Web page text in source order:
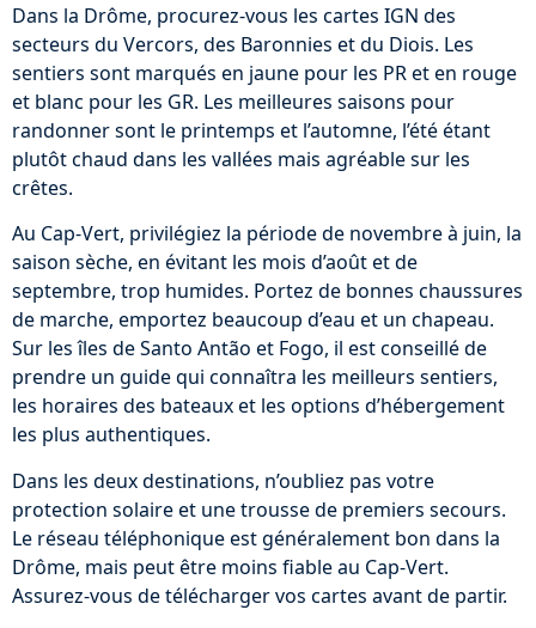
Dans la Drôme, procurez-vous les cartes IGN des
secteurs du Vercors, des Baronnies et du Diois. Les
sentiers sont marqués en jaune pour les PR et en rouge
et blanc pour les GR. Les meilleures saisons pour
randonner sont le printemps et l’automne, l’été étant
plutôt chaud dans les vallées mais agréable sur les
crêtes.
Au Cap-Vert, privilégiez la période de novembre à juin, la
saison sèche, en évitant les mois d’août et de
septembre, trop humides. Portez de bonnes chaussures
de marche, emportez beaucoup d’eau et un chapeau.
Sur les îles de Santo Antão et Fogo, il est conseillé de
prendre un guide qui connaîtra les meilleurs sentiers,
les horaires des bateaux et les options d’hébergement
les plus authentiques.
Dans les deux destinations, n’oubliez pas votre
protection solaire et une trousse de premiers secours.
Le réseau téléphonique est généralement bon dans la
Drôme, mais peut être moins fiable au Cap-Vert.
Assurez-vous de télécharger vos cartes avant de partir.